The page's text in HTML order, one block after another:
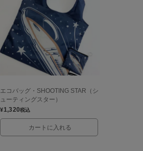
エコバッグ・SHOOTING STAR（シ
ューティングスター）
¥1,320税込
カートに入れる